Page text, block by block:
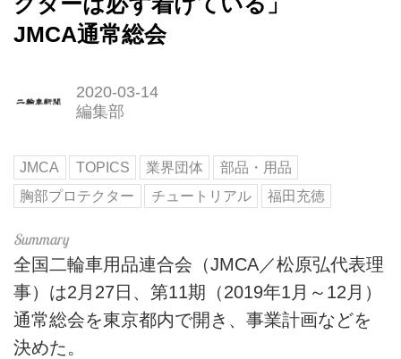
JMCA通常総会
2020-03-14
編集部
JMCA TOPICS 業界団体
部品・用品
胸部プロテクター
チュートリアル 福田充徳
全国二輪車用品連合会（JMCA／松原弘代表理
事）は2月27日、第11期（2019年1月～12月）
通常総会を東京都内で開き、事業計画などを
決めた。